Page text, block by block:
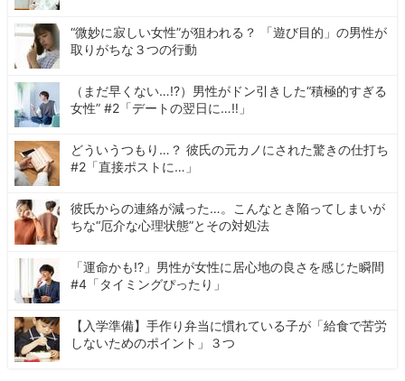
“微妙に寂しい女性”が狙われる？ 「遊び目的」の男性が
取りがちな３つの行動
（まだ早くない…!?）男性がドン引きした“積極的すぎる
女性” #2「デートの翌日に…‼」
どういうつもり…？ 彼氏の元カノにされた驚きの仕打ち
#2「直接ポストに…」
彼氏からの連絡が減った…。こんなとき陥ってしまいが
ちな“厄介な心理状態”とその対処法
「運命かも!?」男性が女性に居心地の良さを感じた瞬間
#4「タイミングぴったり」
【入学準備】手作り弁当に慣れている子が「給食で苦労
しないためのポイント」３つ